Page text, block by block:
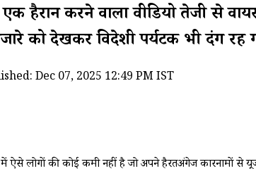
एक हैरान करने वाला वीडियो तेजी से
को देखकर विदेशी पर्यटक भी दंग रह
Dec 07, 2025 12:49 PM IST
ऐसे लोगों की कोई कमी नहीं है जो अपने हैरतअंगेज कारनामों